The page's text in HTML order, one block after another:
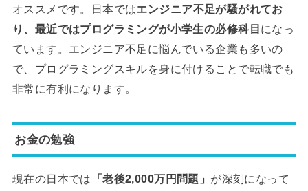
オススメです。日本ではエンジニア不足が騒がれてお
り、最近ではプログラミングが小学生の必修科目 になっ
ています。エンジニア不足に悩んでいる企業も多いの
で、プログラミングスキルを身に付けることで転職でも
非常に有利になります。
お金の勉強
現在の日本では 「老後2,000万円問題」 が深刻になって